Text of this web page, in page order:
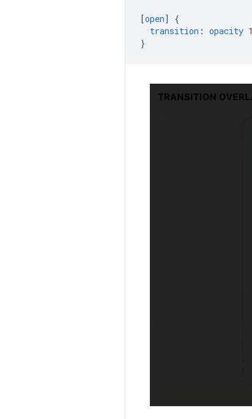
[open]
{
transition : opacity 1
}